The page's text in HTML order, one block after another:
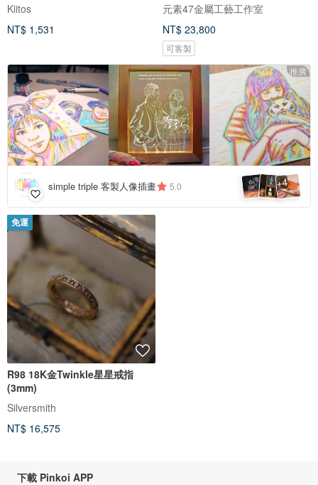
Kiitos
NT$ 1,531
元素47金屬工藝工作室
NT$ 23,800
可客製
推廣
simple triple 客製人像插畫 5.0 +4
免運
R98 18K金Twinkle星星戒指
(3mm)
Silversmith
NT$ 16,575
下載 Pinkoi APP